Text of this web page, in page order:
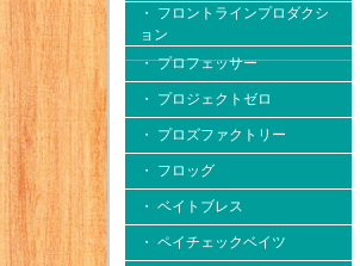
・ フロントラインプロダクシ
ョン
・ プロフェッサー
・ プロジェクトゼロ
・ プロズファクトリー
・ フロッグ
・ ベイトブレス
・ ペイチェックベイツ